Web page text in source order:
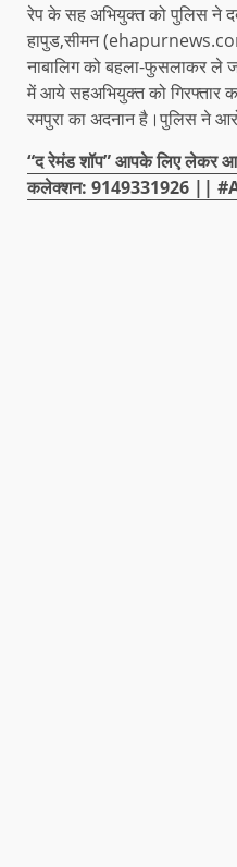
रेप के सह अभियुक्त को पुलिस ने
हापुड,सीमन
नाबालिग को बहला-फुसलाकर ले
में आये सहअभियुक्त को गिरफ्तार
रमपुरा का अदनान है।पुलिस ने
“द रेमंड शॉप” आपके लिए लेकर
कलेक्शन: 9149331926 ||